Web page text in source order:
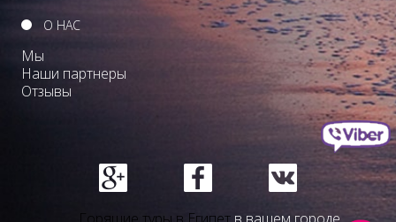
О НАС
Мы
Наши партнеры
Отзывы